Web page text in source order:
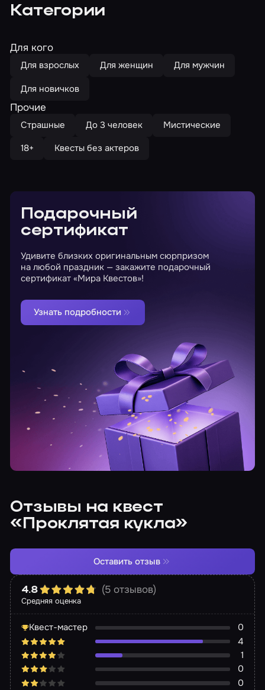
Категории
Для кого
Для взрослых Для женщин
Для мужчин
Для новичков
Прочие
Страшные До 3 человек
Мистические
18+
Квесты без актеров
Подарочный
сертификат
Удивите близких оригинальным сюрпризом
на любой праздник — закажите подарочный
сертификат «Мира Квестов»!
Узнать подробности
Отзывы на квест
«Проклятая кукла»
Средняя оценка
4.8 (5 отзывов)
Квест-мастер
0
4
1
0
0
Оставить отзыв